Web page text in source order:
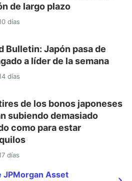
de largo plazo
días
Bulletin: Japón pasa de
a líder de la semana
días
de los bonos japoneses
subiendo demasiado
como para estar
días
JPMorgan Asset